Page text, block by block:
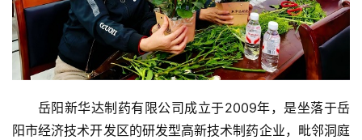
岳阳新华达制药有限公司成立于2009年，是坐落于岳
阳市经济技术开发区的研发型高新技术制药企业，毗邻洞庭